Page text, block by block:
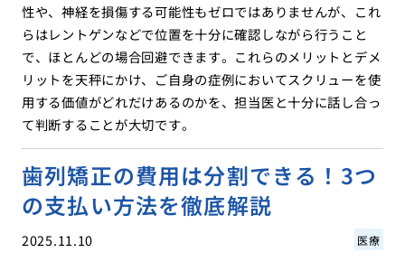
性や、神経を損傷する可能性もゼロではありませんが、これ
らはレントゲンなどで位置を十分に確認しながら行うこと
で、ほとんどの場合回避できます。これらのメリットとデメ
リットを天秤にかけ、ご自身の症例においてスクリューを使
用する価値がどれだけあるのかを、担当医と十分に話し合っ
て判断することが大切です。
歯列矯正の費用は分割できる！3つ
の支払い方法を徹底解説
2025.11.10 医療